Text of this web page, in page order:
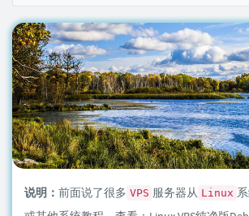
说明： 前面说了很多 VPS 服务器从 Linux